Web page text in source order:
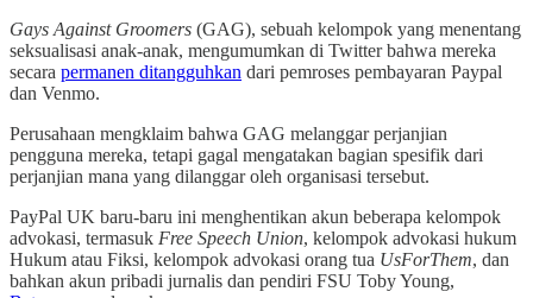
Gays Against Groomers (GAG), sebuah kelompok yang menentang
seksualisasi anak-anak, mengumumkan di Twitter bahwa mereka
secara permanen ditangguhkan dari pemroses pembayaran Paypal
dan Venmo.
Perusahaan mengklaim bahwa GAG melanggar perjanjian
pengguna mereka, tetapi gagal mengatakan bagian spesifik dari
perjanjian mana yang dilanggar oleh organisasi tersebut.
PayPal UK baru-baru ini menghentikan akun beberapa kelompok
advokasi, termasuk Free Speech Union, kelompok advokasi hukum
Hukum atau Fiksi, kelompok advokasi orang tua UsForThem, dan
bahkan akun pribadi jurnalis dan pendiri FSU Toby Young,